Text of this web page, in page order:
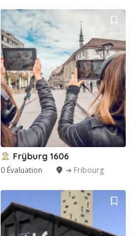
Frÿburg 1606
0 Évaluation ➔ Fribourg